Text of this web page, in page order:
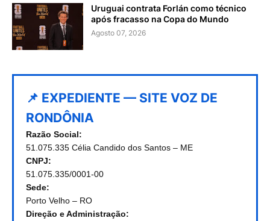
Uruguai contrata Forlán como técnico
após fracasso na Copa do Mundo
Agosto 07, 2026
📌 EXPEDIENTE — SITE VOZ DE
RONDÔNIA
Razão Social:
51.075.335 Célia Candido dos Santos – ME
CNPJ:
51.075.335/0001-00
Sede:
Porto Velho – RO
Direção e Administração: